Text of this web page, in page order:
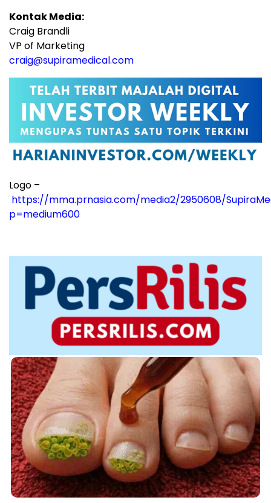
Kontak Media:
Craig Brandli
VP of Marketing
craig@supiramedical.com
Logo –
https://mma.prnasia.com/media2/2950608/
p=medium600